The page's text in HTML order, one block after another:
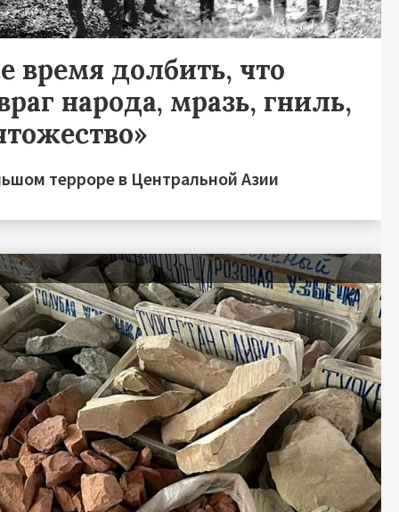
время долбить, что
народа, мразь, гниль,
терроре в Центральной Азии